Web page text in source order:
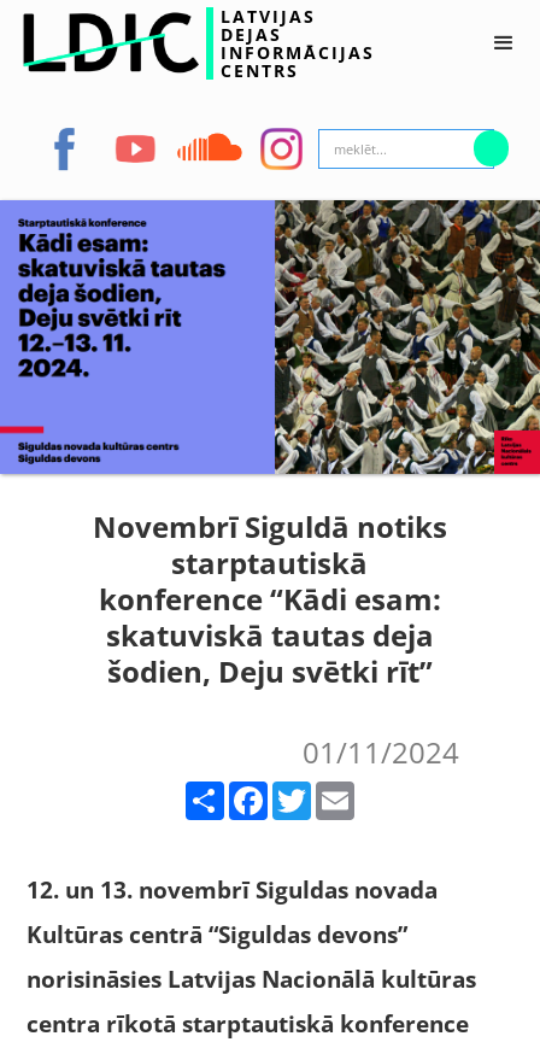
LATVIJAS
DEJAS
INFORMĀCIJAS
CENTRS
Novembrī Siguldā notiks
starptautiskā
konference “Kādi esam:
skatuviskā tautas deja
šodien, Deju svētki rīt”
01/11/2024
Facebook Twitter
12. un 13. novembrī Siguldas novada
Kultūras centrā “Siguldas devons”
norisināsies Latvijas Nacionālā kultūras
centra rīkotā starptautiskā konference